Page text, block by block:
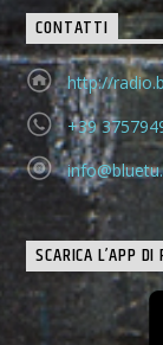
CONTATTI
http://
+39
SCARICA L’APP